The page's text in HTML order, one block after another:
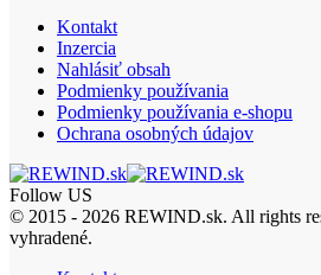
Kontakt
Inzercia
Nahlásiť obsah
Podmienky používania
Podmienky používania e-shopu
Ochrana osobných údajov
Follow US
© 2015 - 2026 REWIND.sk. All rights
vyhradené.